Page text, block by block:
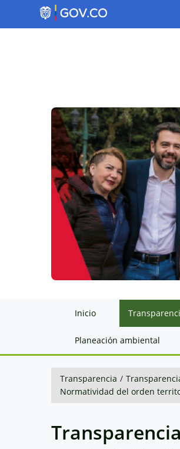
Inicio
Planeación ambiental
Transparencia /
Normatividad del orden
Transparencia